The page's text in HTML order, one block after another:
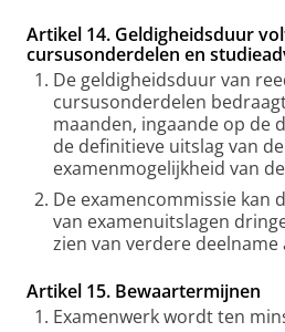
Artikel 14. Geldigheidsduur
cursusonderdelen en
De geldigheidsduur van
cursusonderdelen
maanden, ingaande op de
de definitieve uitslag van
examenmogelijkheid van
De examencommissie kan
van examenuitslagen
zien van verdere deelname
Artikel 15. Bewaartermijnen
Examenwerk wordt ten